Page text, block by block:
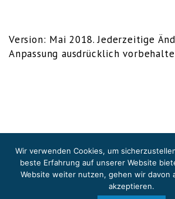
Ver­si­on: Mai 2018. Jeder­zei­ti­ge
Anpas­sung aus­drück­lich
Wir verwenden Cookies, um
beste Erfahrung auf unserer Website
Website weiter nutzen, gehen wir davon
akzeptieren.